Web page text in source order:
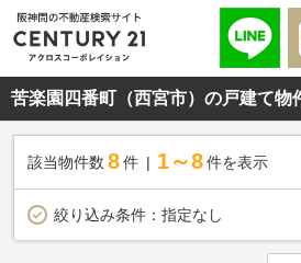
苦楽園四番町（西宮市）の戸建て物
該当物件数 8件 1～8 件を表示
絞り込み条件： 指定なし